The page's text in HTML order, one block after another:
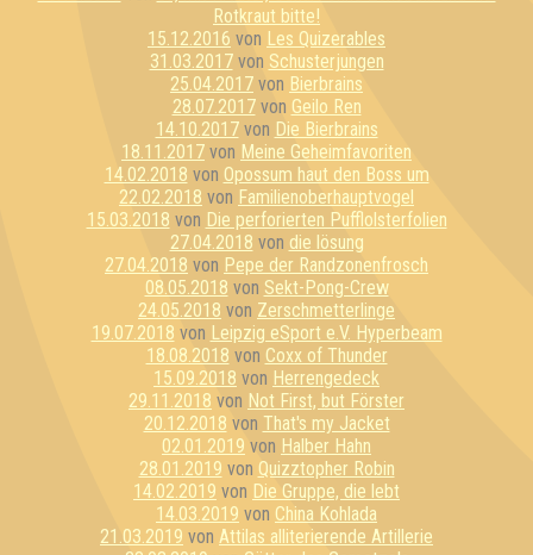
Rotkraut bitte!
15.12.2016 von Les Quizerables
31.03.2017von Schusterjungen
25.04.2017 von Bierbrains
28.07.2017von Geilo Ren
14.10.2017von Die Bierbrains
18.11.2017 von Meine Geheimfavoriten
14.02.2018 von Opossum haut den Boss um
22.02.2018 von Familienoberhauptvogel
15.03.2018 von Die perforierten Pufflolsterfolien
27.04.2018 von die lösung
27.04.2018 von Pepe der Randzonenfrosch
08.05.2018 von Sekt-Pong-Crew
24.05.2018 von Zerschmetterlinge
19.07.2018 von Leipzig eSport e.V. Hyperbeam
18.08.2018 von Coxx of Thunder
15.09.2018 von Herrengedeck
29.11.2018 von Not First, but Förster
20.12.2018 von That's my Jacket
02.01.2019 von Halber Hahn
28.01.2019 von Quizztopher Robin
14.02.2019 von Die Gruppe, die lebt
14.03.2019 von China Kohlada
21.03.2019 von Attilas alliterierende Artillerie